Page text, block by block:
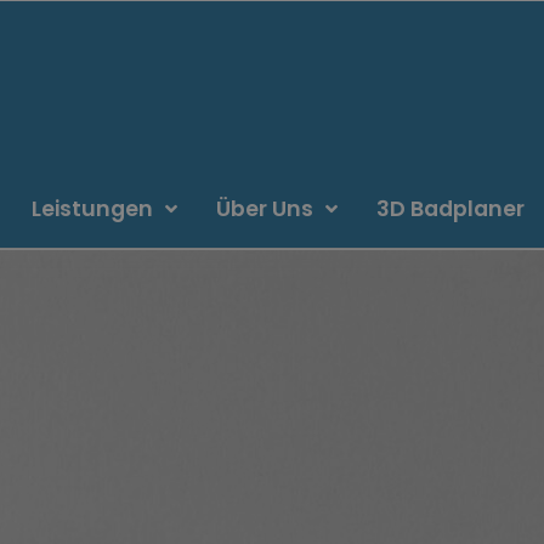
Leistungen Über Uns 3D Badplaner